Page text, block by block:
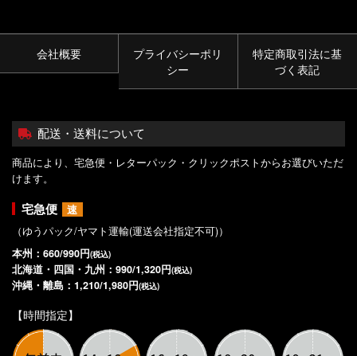
会社概要
プライバシーポリ
シー
特定商取引法に基
づく表記
配送・送料について
商品により、宅急便・レターパック・クリックポストからお選びいただ
けます。
宅急便
速
（ゆうパック/ヤマト運輸(運送会社指定不可)）
本州：660/990円(税込)
北海道・四国・九州：990/1,320円(税込)
沖縄・離島：1,210/1,980円(税込)
【時間指定】